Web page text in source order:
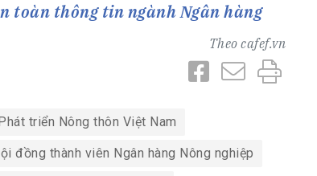
toàn thông tin ngành Ngân hàng
Theo cafef.vn
Phát triển Nông thôn Việt Nam
đồng thành viên Ngân hàng Nông nghiệp